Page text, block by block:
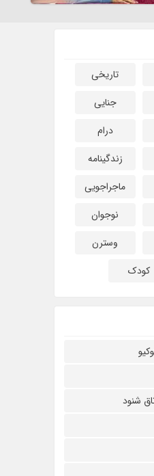
تاریخی
جنایی
درام
زندگینامه
ماجراجویی
نوجوان
وسترن
کودک